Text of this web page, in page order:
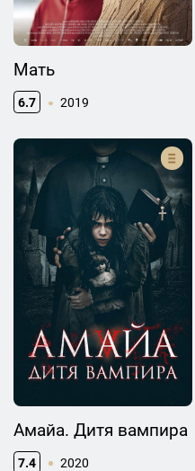
Мать
6.7 2019
Амайа. Дитя вампира
7.4 2020